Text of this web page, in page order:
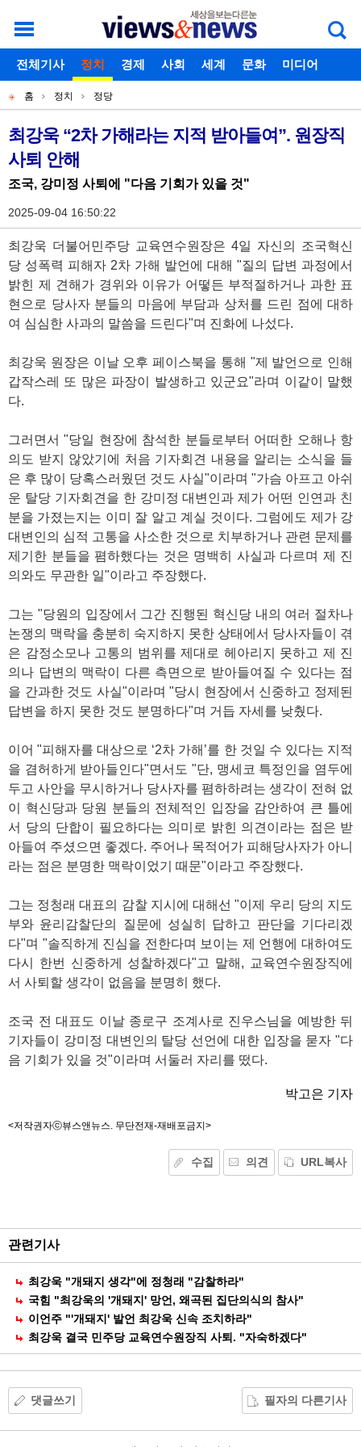
개
별
메
뉴
로그인 회원가입 아이디찾기 비밀번호찾기
주
메
뉴
전체기사 정치 경제 사회 세계 문화
미디어
현
재
위
치
홈 정치 정당
기
사
본
문
최강욱 “2차 가해라는 지적 받아들여”. 원장직
사퇴 안해
조국, 강미정 사퇴에 "다음 기회가 있을 것"
2025-09-04 16:50:22
최강욱 더불어민주당 교육연수원장은 4일 자신의 조국혁신
당 성폭력 피해자 2차 가해 발언에 대해 "질의 답변 과정에서
밝힌 제 견해가 경위와 이유가 어떻든 부적절하거나 과한 표
현으로 당사자 분들의 마음에 부담과 상처를 드린 점에 대하
여 심심한 사과의 말씀을 드린다"며 진화에 나섰다.
최강욱 원장은 이날 오후 페이스북을 통해 "제 발언으로 인해
갑작스레 또 많은 파장이 발생하고 있군요"라며 이같이 말했
다.
그러면서 "당일 현장에 참석한 분들로부터 어떠한 오해나 항
의도 받지 않았기에 처음 기자회견 내용을 알리는 소식을 들
은 후 많이 당혹스러웠던 것도 사실"이라며 "가슴 아프고 아쉬
운 탈당 기자회견을 한 강미정 대변인과 제가 어떤 인연과 친
분을 가졌는지는 이미 잘 알고 계실 것이다. 그럼에도 제가 강
대변인의 심적 고통을 사소한 것으로 치부하거나 관련 문제를
제기한 분들을 폄하했다는 것은 명백히 사실과 다르며 제 진
의와도 무관한 일"이라고 주장했다.
그는 "당원의 입장에서 그간 진행된 혁신당 내의 여러 절차나
논쟁의 맥락을 충분히 숙지하지 못한 상태에서 당사자들이 겪
은 감정소모나 고통의 범위를 제대로 헤아리지 못하고 제 진
의나 답변의 맥락이 다른 측면으로 받아들여질 수 있다는 점
을 간과한 것도 사실"이라며 "당시 현장에서 신중하고 정제된
답변을 하지 못한 것도 분명하다"며 거듭 자세를 낮췄다.
이어 "피해자를 대상으로 ‘2차 가해’를 한 것일 수 있다는 지적
을 겸허하게 받아들인다"면서도 "단, 맹세코 특정인을 염두에
두고 사안을 무시하거나 당사자를 폄하하려는 생각이 전혀 없
이 혁신당과 당원 분들의 전체적인 입장을 감안하여 큰 틀에
서 당의 단합이 필요하다는 의미로 밝힌 의견이라는 점은 받
아들여 주셨으면 좋겠다. 주어나 목적어가 피해당사자가 아니
라는 점은 분명한 맥락이었기 때문"이라고 주장했다.
그는 정청래 대표의 감찰 지시에 대해선 "이제 우리 당의 지도
부와 윤리감찰단의 질문에 성실히 답하고 판단을 기다리겠
다"며 "솔직하게 진심을 전한다며 보이는 제 언행에 대하여도
다시 한번 신중하게 성찰하겠다"고 말해, 교육연수원장직에
서 사퇴할 생각이 없음을 분명히 했다.
조국 전 대표도 이날 종로구 조계사로 진우스님을 예방한 뒤
기자들이 강미정 대변인의 탈당 선언에 대한 입장을 묻자 "다
음 기회가 있을 것"이라며 서둘러 자리를 떴다.
박고은 기자
<저작권자ⓒ뷰스앤뉴스. 무단전재-재배포금지>
수집 의견 URL복사
공
유
관련기사
최강욱 "개돼지 생각"에 정청래 "감찰하라"
국힘 "최강욱의 '개돼지' 망언, 왜곡된 집단의식의 참사"
이언주 "'개돼지' 발언 최강욱 신속 조치하라"
최강욱 결국 민주당 교육연수원장직 사퇴. "자숙하겠다"
댓글쓰기 필자의 다른기사